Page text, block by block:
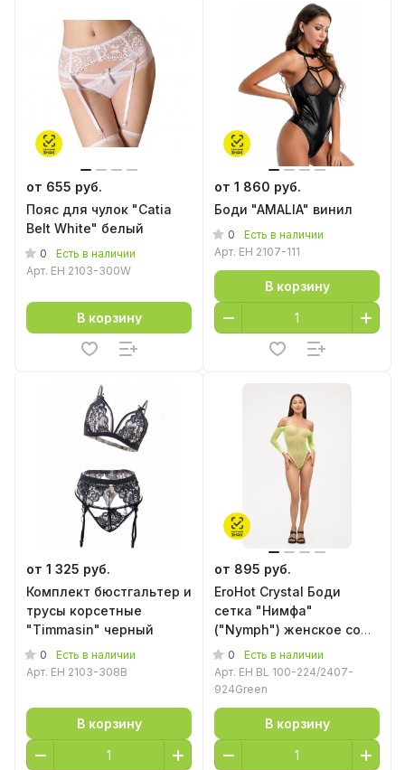
от 655 руб.
Пояс для чулок "Catia
Belt White" белый
0
Есть в наличии
Арт. EH 2103-300W
В корзину
от 1 860 руб.
Боди "AMALIA" винил
0
Есть в наличии
Арт. EH 2107-111
В корзину
от 1 325 руб.
Комплект бюстгальтер и
трусы корсетные
"Timmasin" черный
0
Есть в наличии
Арт. EH 2103-308B
В корзину
от 895 руб.
EroHot Crystal Боди
сетка "Нимфа"
("Nymph") женское со
стразами неоновое
0
Есть в наличии
Арт. EH BL 100-224/2407-
924Green
В корзину